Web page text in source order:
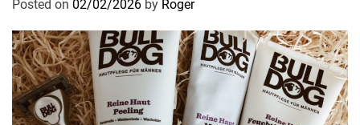
Ä
s
t
h
e
t
Posted on 02/02/2026 by Roger